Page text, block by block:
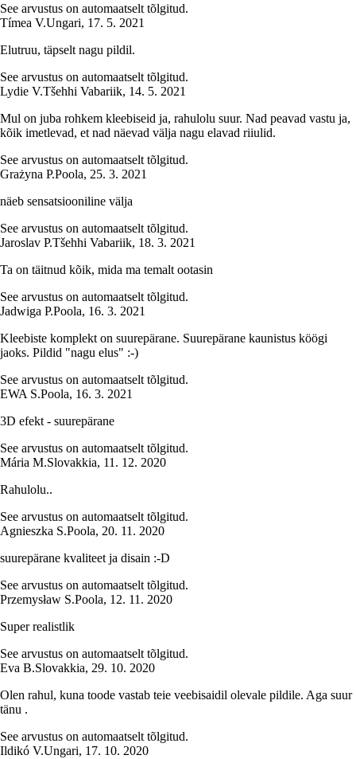
See arvustus on automaatselt tõlgitud.
Tímea V.Ungari, 17. 5. 2021
Elutruu, täpselt nagu pildil.
See arvustus on automaatselt tõlgitud.
Lydie V.Tšehhi Vabariik, 14. 5. 2021
Mul on juba rohkem kleebiseid ja, rahulolu suur. Nad peavad vastu ja,
kõik imetlevad, et nad näevad välja nagu elavad riiulid.
See arvustus on automaatselt tõlgitud.
Grażyna P.Poola, 25. 3. 2021
näeb sensatsiooniline välja
See arvustus on automaatselt tõlgitud.
Jaroslav P.Tšehhi Vabariik, 18. 3. 2021
Ta on täitnud kõik, mida ma temalt ootasin
See arvustus on automaatselt tõlgitud.
Jadwiga P.Poola, 16. 3. 2021
Kleebiste komplekt on suurepärane. Suurepärane kaunistus köögi
jaoks. Pildid "nagu elus" :-)
See arvustus on automaatselt tõlgitud.
EWA S.Poola, 16. 3. 2021
3D efekt - suurepärane
See arvustus on automaatselt tõlgitud.
Mária M.Slovakkia, 11. 12. 2020
Rahulolu..
See arvustus on automaatselt tõlgitud.
Agnieszka S.Poola, 20. 11. 2020
suurepärane kvaliteet ja disain :-D
See arvustus on automaatselt tõlgitud.
Przemysław S.Poola, 12. 11. 2020
Super realistlik
See arvustus on automaatselt tõlgitud.
Eva B.Slovakkia, 29. 10. 2020
Olen rahul, kuna toode vastab teie veebisaidil olevale pildile. Aga suur
tänu .
See arvustus on automaatselt tõlgitud.
Ildikó V.Ungari, 17. 10. 2020